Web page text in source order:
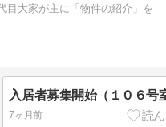
目大家が主に「物件の紹介」を
入居者募集開始（１０６号
7ヶ月前